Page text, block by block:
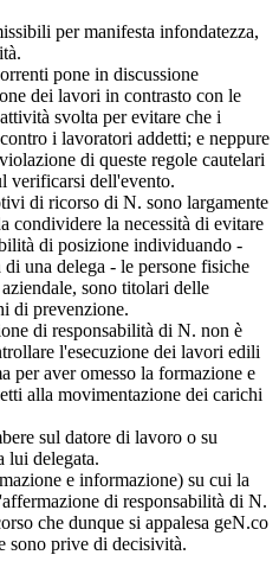
per manifesta infondatezza,
pone in discussione
dei lavori in contrasto con le
svolta per evitare che i
i lavoratori addetti; e neppure
di queste regole cautelari
verificarsi dell'evento.
di ricorso di N. sono largamente
condividere la necessità di evitare
di posizione individuando -
una delega - le persone fisiche
sono titolari delle
di prevenzione.
di responsabilità di N. non è
l'esecuzione dei lavori edili
per aver omesso la formazione e
alla movimentazione dei carichi
sul datore di lavoro o su
lui delegata.
e informazione) su cui la
di responsabilità di N.
che dunque si appalesa geN.co
sono prive di decisività.